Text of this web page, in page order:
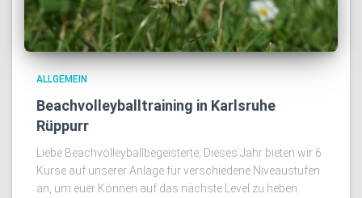
ALLGEMEIN
Beachvolleyballtraining in Karlsruhe
Rüppurr
Liebe Beachvolleyballbegeisterte, Dieses Jahr bieten wir 6
Kurse auf unserer Anlage für verschiedene Niveaustufen
an, um euer Können auf das nächste Level zu heben.